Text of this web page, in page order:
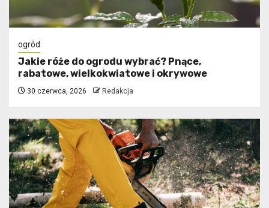
ogród
Jakie róże do ogrodu wybrać? Pnące,
rabatowe, wielkokwiatowe i okrywowe
30 czerwca, 2026 Redakcja